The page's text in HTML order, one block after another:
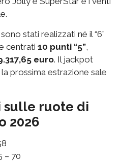
stati realizzati né il “6”
centrati 10 punti “5”,
euro. Il jackpot
prossima estrazione sale
sulle ruote di
2026
– 70